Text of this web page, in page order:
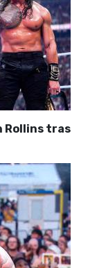
Rollins tras